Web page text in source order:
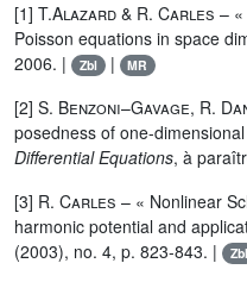
[1] T.Alazard & R. Carles –
Poisson equations in space
2006. |
Zbl | MR
[2] S. Benzoni–Gavage, R.
posedness of one-
Differential Equations, à
[3] R. Carles – « Nonlinear
harmonic potential and
(2003), no. 4, p. 823-843. |
Zbl